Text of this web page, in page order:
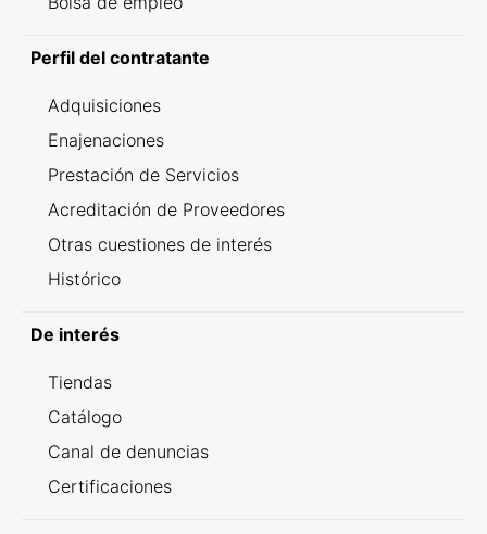
Perfil del contratante
Adquisiciones
Enajenaciones
Prestación de Servicios
Acreditación de Proveedores
Otras cuestiones de interés
Histórico
De interés
Tiendas
Catálogo
Canal de denuncias
Certificaciones